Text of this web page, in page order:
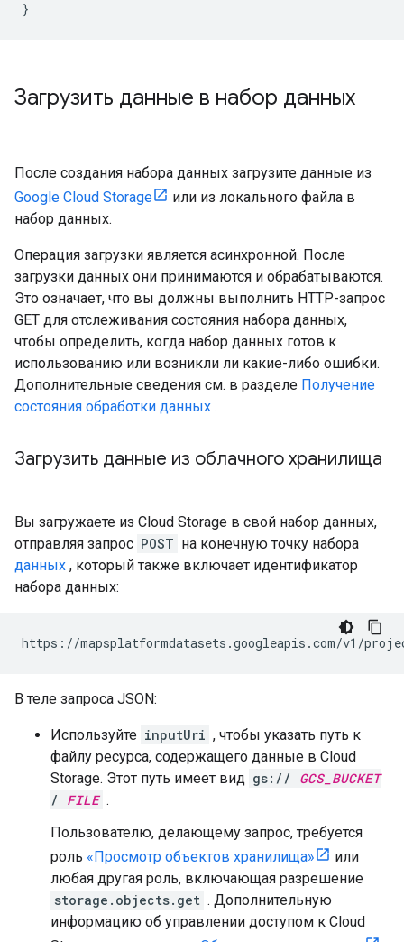
Загрузить данные в набор данных
После создания набора данных загрузите данные из
Google Cloud Storage
или из локального файла в
набор данных.
Операция загрузки является асинхронной. После
загрузки данных они принимаются и обрабатываются.
Это означает, что вы должны выполнить HTTP-запрос
GET для отслеживания состояния набора данных,
чтобы определить, когда набор данных готов к
использованию или возникли ли какие-либо ошибки.
Дополнительные сведения см. в разделе Получение
состояния обработки данных .
Загрузить данные из облачного хранилища
Вы загружаете из Cloud Storage в свой набор данных,
отправляя запрос POST на конечную точку набора
данных , который также включает идентификатор
набора данных:
https://mapsplatformdatasets.googleapis.com/v1/
В теле запроса JSON:
Используйте inputUri , чтобы указать путь к
файлу ресурса, содержащего данные в Cloud
Storage. Этот путь имеет вид gs:// GCS_BUCKET
/ FILE .
Пользователю, делающему запрос, требуется
роль «Просмотр объектов хранилища»
или
любая другая роль, включающая разрешение
storage.objects.get . Дополнительную
информацию об управлении доступом к Cloud